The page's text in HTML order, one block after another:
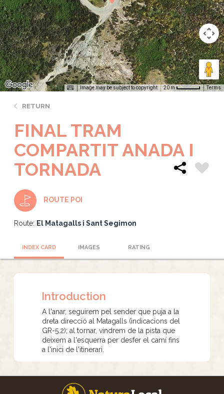
Image may be subject to copyright 20 m Terms
RETURN
FINAL TRAM
COMPARTIT ANADA I
TORNADA
ROUTE POI
Route: El Matagalls i Sant Segimon
INDEX CARD IMAGES RATING
Introduction
A l'anar, seguirem pel sender que puja a la
dreta direcció al Matagalls (indicacions del
GR-5.2); al tornar, vindrem de la pista que
deixem a l'esquerra per desfer el camí fins
a l'inici de l'itinerari.